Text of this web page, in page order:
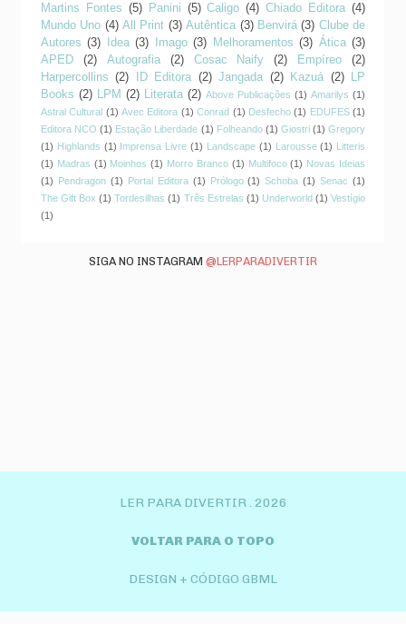
Martins Fontes (5) Panini (5) Caligo (4) Chiado Editora (4)
Mundo Uno (4) All Print (3) Autêntica (3) Benvirá (3) Clube de
Autores (3) Idea (3) Imago (3) Melhoramentos (3) Ática (3)
APED
(2) Autografia (2) Cosac Naify (2) Empíreo
(2)
Harpercollins
(2) ID Editora (2) Jangada (2) Kazuá (2)
LP
Books (2) LPM (2) Literata (2) Above Publicações (1) Amarilys (1)
Astral Cultural (1) Avec Editora (1) Conrad (1) Desfecho (1) EDUFES (1)
Editora NCO (1) Estação Liberdade (1) Folheando (1) Giostri (1) Gregory
(1) Highlands (1) Imprensa Livre (1) Landscape (1) Larousse (1) Litteris
(1) Madras (1) Moinhos (1) Morro Branco (1) Multifoco (1) Novas Ideias
(1) Pendragon (1) Portal Editora (1) Prólogo (1) Schoba (1) Senac (1)
The Gift Box (1) Tordesilhas (1) Três Estrelas (1) Underworld (1) Vestígio
(1)
SIGA NO INSTAGRAM @LERPARADIVERTIR
LER PARA DIVERTIR . 2026
VOLTAR PARA O TOPO
DESIGN + CÓDIGO GBML